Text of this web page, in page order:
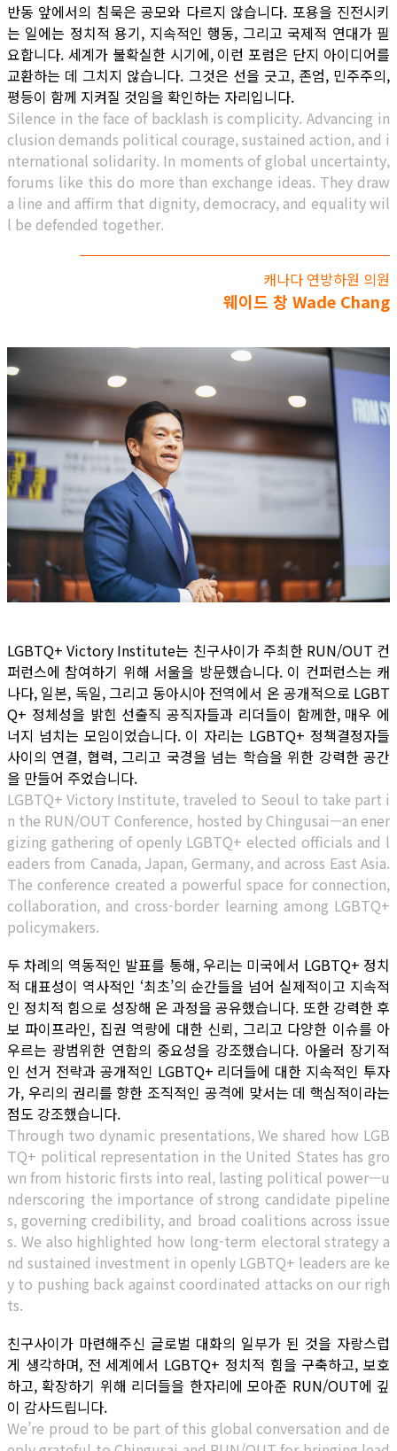
반동 앞에서의 침묵은 공모와 다르지 않습니다. 포용을 진전시키
는 일에는 정치적 용기, 지속적인 행동, 그리고 국제적 연대가 필
요합니다. 세계가 불확실한 시기에, 이런 포럼은 단지 아이디어를
교환하는 데 그치지 않습니다. 그것은 선을 긋고, 존엄, 민주주의,
평등이 함께 지켜질 것임을 확인하는 자리입니다.
Silence in the face of backlash is complicity. Advancing in
clusion demands political courage, sustained action, and i
nternational solidarity. In moments of global uncertainty,
forums like this do more than exchange ideas. They draw
a line and affirm that dignity, democracy, and equality wil
l be defended together.
캐나다 연방하원 의원
웨이드 창 Wade Chang
LGBTQ+ Victory Institute는 친구사이가 주최한 RUN/OUT 컨
퍼런스에 참여하기 위해 서울을 방문했습니다. 이 컨퍼런스는 캐
나다, 일본, 독일, 그리고 동아시아 전역에서 온 공개적으로 LGBT
Q+ 정체성을 밝힌 선출직 공직자들과 리더들이 함께한, 매우 에
너지 넘치는 모임이었습니다. 이 자리는 LGBTQ+ 정책결정자들
사이의 연결, 협력, 그리고 국경을 넘는 학습을 위한 강력한 공간
을 만들어 주었습니다.
LGBTQ+ Victory Institute, traveled to Seoul to take part i
n the RUN/OUT Conference, hosted by Chingusai—an ener
gizing gathering of openly LGBTQ+ elected officials and l
eaders from Canada, Japan, Germany, and across East Asia.
The conference created a powerful space for connection,
collaboration, and cross-border learning among LGBTQ+
policymakers.
두 차례의 역동적인 발표를 통해, 우리는 미국에서 LGBTQ+ 정치
적 대표성이 역사적인 ‘최초’의 순간들을 넘어 실제적이고 지속적
인 정치적 힘으로 성장해 온 과정을 공유했습니다. 또한 강력한 후
보 파이프라인, 집권 역량에 대한 신뢰, 그리고 다양한 이슈를 아
우르는 광범위한 연합의 중요성을 강조했습니다. 아울러 장기적
인 선거 전략과 공개적인 LGBTQ+ 리더들에 대한 지속적인 투자
가, 우리의 권리를 향한 조직적인 공격에 맞서는 데 핵심적이라는
점도 강조했습니다.
Through two dynamic presentations, We shared how LGB
TQ+ political representation in the United States has gro
wn from historic firsts into real, lasting political power—u
nderscoring the importance of strong candidate pipeline
s, governing credibility, and broad coalitions across issue
s. We also highlighted how long-term electoral strategy a
nd sustained investment in openly LGBTQ+ leaders are ke
y to pushing back against coordinated attacks on our righ
ts.
친구사이가 마련해주신 글로벌 대화의 일부가 된 것을 자랑스럽
게 생각하며, 전 세계에서 LGBTQ+ 정치적 힘을 구축하고, 보호
하고, 확장하기 위해 리더들을 한자리에 모아준 RUN/OUT에 깊
이 감사드립니다.
We’re proud to be part of this global conversation and de